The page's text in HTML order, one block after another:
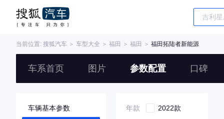
当前位置: 搜狐汽车 ＞ 车型大全 ＞ 福田 ＞ 福田 ＞ 福田拓陆者新能源
车系首页 图片 参数配置 口碑
车辆基本参数 年款 2022款